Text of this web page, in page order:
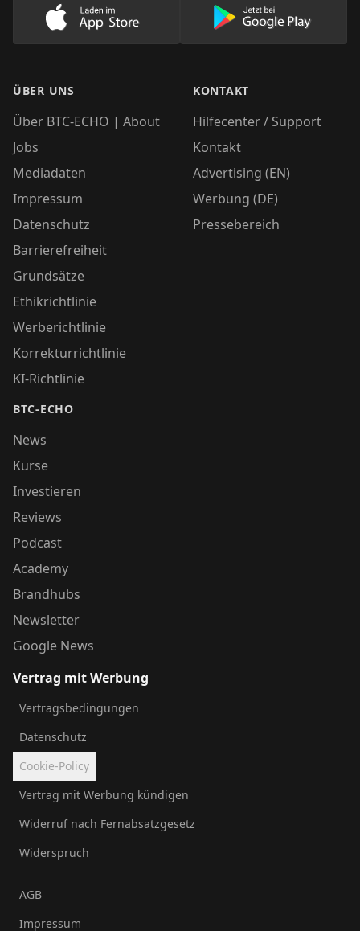
Lade unsere App im AppStore herunter
Lade unsere
ÜBER UNS
Über BTC-ECHO | About
Jobs
Mediadaten
Impressum
Datenschutz
Barrierefreiheit
Grundsätze
Ethikrichtlinie
Werberichtlinie
Korrekturrichtlinie
KI-Richtlinie
BTC-ECHO
News
Kurse
Investieren
Reviews
Podcast
Academy
Brandhubs
Newsletter
Google News
KONTAKT
Hilfecenter / Support
Kontakt
Advertising (EN)
Werbung (DE)
Pressebereich
Vertrag mit Werbung
Vertragsbedingungen
Datenschutz
Cookie-Policy
Vertrag mit Werbung kündigen
Widerruf nach Fernabsatzgesetz
Widerspruch
AGB
Impressum